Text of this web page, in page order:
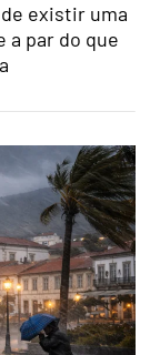
existir uma
a par do que